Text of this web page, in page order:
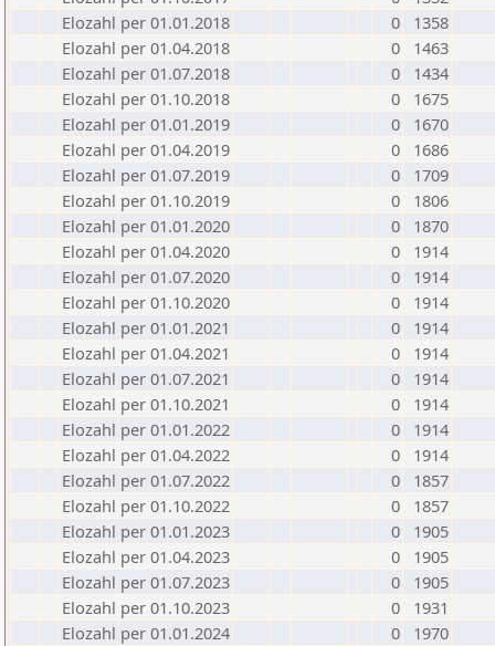
Elozahl per 01.01.2018
0
1358
Elozahl per 01.04.2018
0
1463
Elozahl per 01.07.2018
0
1434
Elozahl per 01.10.2018
0
1675
Elozahl per 01.01.2019
0
1670
Elozahl per 01.04.2019
0
1686
Elozahl per 01.07.2019
0
1709
Elozahl per 01.10.2019
0
1806
Elozahl per 01.01.2020
0
1870
Elozahl per 01.04.2020
0
1914
Elozahl per 01.07.2020
0
1914
Elozahl per 01.10.2020
0
1914
Elozahl per 01.01.2021
0
1914
Elozahl per 01.04.2021
0
1914
Elozahl per 01.07.2021
0
1914
Elozahl per 01.10.2021
0
1914
Elozahl per 01.01.2022
0
1914
Elozahl per 01.04.2022
0
1914
Elozahl per 01.07.2022
0
1857
Elozahl per 01.10.2022
0
1857
Elozahl per 01.01.2023
0
1905
Elozahl per 01.04.2023
0
1905
Elozahl per 01.07.2023
0
1905
Elozahl per 01.10.2023
0
1931
Elozahl per 01.01.2024
0
1970